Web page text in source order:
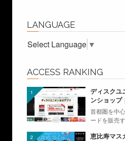
LANGUAGE
Select Language ▼
ACCESS RANKING
ディスクユ
ンショッ
首都圏を中
ードを販売
恵比寿マス